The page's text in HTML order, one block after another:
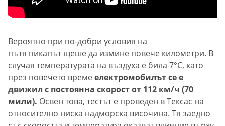
Вероятно при по-добри условия на
пътя пикапът щеше да измине повече километри. В
случая температурата на въздуха е била 7°C, като
през повечето времеелектромобилът се е
движил с постоянна скорост от 112 км/ч (70
мили). Освен това, тестът е проведен в Тексас на
относително ниска надморска височина. Тя заедно